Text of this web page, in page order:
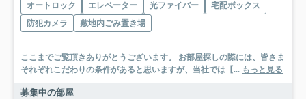
オートロック エレベーター 光ファイバー
宅配ボックス
防犯カメラ
敷地内ごみ置き場
ここまでご覧頂きありがとうございます。 お部屋探しの際には、皆さま
それぞれこだわりの条件があると思いますが、当社では【... もっと見る
募集中の部屋